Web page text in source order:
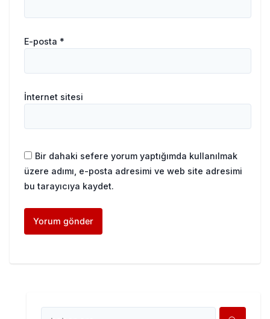
E-posta *
İnternet sitesi
Bir dahaki sefere yorum yaptığımda kullanılmak
üzere adımı, e-posta adresimi ve web site adresimi
bu tarayıcıya kaydet.